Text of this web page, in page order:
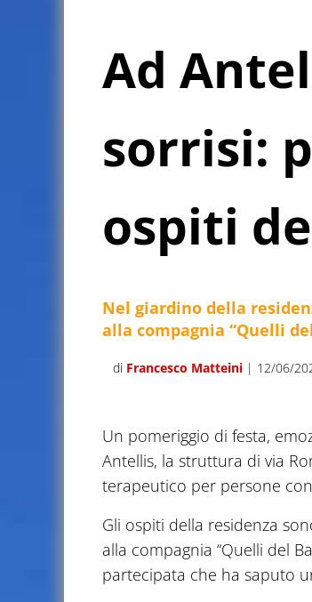
Ad
sorrisi:
ospiti
Nel giardino della
alla compagnia “Quelli
di Francesco Matteini | 12/06/
Un pomeriggio di festa,
Antellis, la struttura di via
terapeutico per persone
Gli ospiti della residenza
alla compagnia “Quelli del
partecipata che ha saputo